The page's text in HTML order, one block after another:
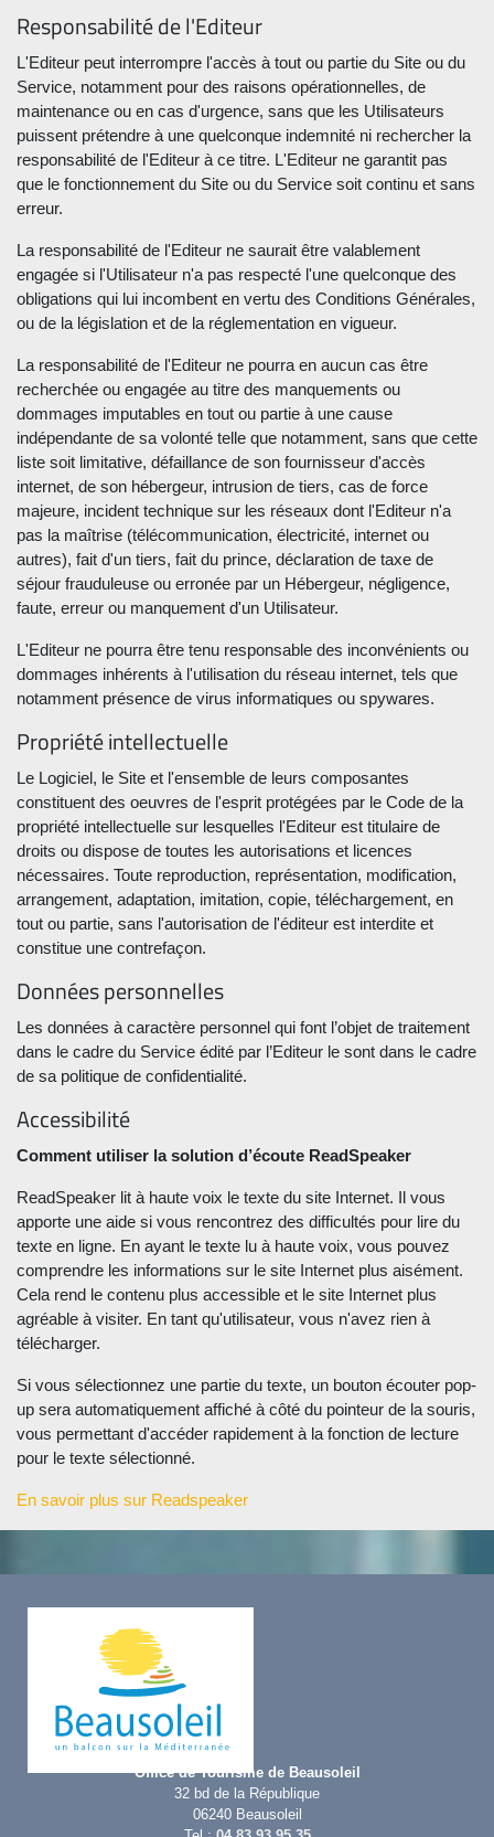
Responsabilité de l'Editeur
L'Editeur peut interrompre l'accès à tout ou partie du Site ou du
Service, notamment pour des raisons opérationnelles, de
maintenance ou en cas d'urgence, sans que les Utilisateurs
puissent prétendre à une quelconque indemnité ni rechercher la
responsabilité de l'Editeur à ce titre. L'Editeur ne garantit pas
que le fonctionnement du Site ou du Service soit continu et sans
erreur.
La responsabilité de l'Editeur ne saurait être valablement
engagée si l'Utilisateur n'a pas respecté l'une quelconque des
obligations qui lui incombent en vertu des Conditions Générales,
ou de la législation et de la réglementation en vigueur.
La responsabilité de l'Editeur ne pourra en aucun cas être
recherchée ou engagée au titre des manquements ou
dommages imputables en tout ou partie à une cause
indépendante de sa volonté telle que notamment, sans que cette
liste soit limitative, défaillance de son fournisseur d'accès
internet, de son hébergeur, intrusion de tiers, cas de force
majeure, incident technique sur les réseaux dont l'Editeur n'a
pas la maîtrise (télécommunication, électricité, internet ou
autres), fait d'un tiers, fait du prince, déclaration de taxe de
séjour frauduleuse ou erronée par un Hébergeur, négligence,
faute, erreur ou manquement d'un Utilisateur.
L'Editeur ne pourra être tenu responsable des inconvénients ou
dommages inhérents à l'utilisation du réseau internet, tels que
notamment présence de virus informatiques ou spywares.
Propriété intellectuelle
Le Logiciel, le Site et l'ensemble de leurs composantes
constituent des oeuvres de l'esprit protégées par le Code de la
propriété intellectuelle sur lesquelles l'Editeur est titulaire de
droits ou dispose de toutes les autorisations et licences
nécessaires. Toute reproduction, représentation, modification,
arrangement, adaptation, imitation, copie, téléchargement, en
tout ou partie, sans l'autorisation de l'éditeur est interdite et
constitue une contrefaçon.
Données personnelles
Les données à caractère personnel qui font l’objet de traitement
dans le cadre du Service édité par l’Editeur le sont dans le cadre
de sa politique de confidentialité.
Accessibilité
Comment utiliser la solution d’écoute ReadSpeaker
ReadSpeaker lit à haute voix le texte du site Internet. Il vous
apporte une aide si vous rencontrez des difficultés pour lire du
texte en ligne. En ayant le texte lu à haute voix, vous pouvez
comprendre les informations sur le site Internet plus aisément.
Cela rend le contenu plus accessible et le site Internet plus
agréable à visiter. En tant qu'utilisateur, vous n'avez rien à
télécharger.
Si vous sélectionnez une partie du texte, un bouton écouter pop-
up sera automatiquement affiché à côté du pointeur de la souris,
vous permettant d'accéder rapidement à la fonction de lecture
pour le texte sélectionné.
En savoir plus sur Readspeaker
Office de Tourisme de Beausoleil
32 bd de la République
06240 Beausoleil